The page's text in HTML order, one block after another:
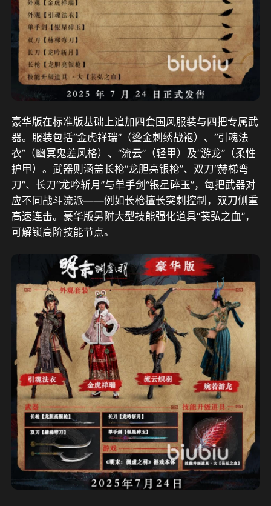
豪华版在标准版基础上追加四套国风服装与四把专属武
器。服装包括“金虎祥瑞”（鎏金刺绣战袍）、“引魂法
衣”（幽冥鬼差风格）、“流云”（轻甲）及“游龙”（柔性
护甲）。武器则涵盖长枪“龙胆亮银枪”、双刀“赫梯弯
刀”、长刀“龙吟斩月”与单手剑“银星碎玉”，每把武器对
应不同战斗流派——例如长枪擅长突刺控制，双刀侧重
高速连击。豪华版另附大型技能强化道具“苌弘之血”，
可解锁高阶技能节点。